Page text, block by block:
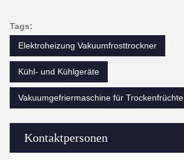
Kontaktpersonen
Tags:
Elektroheizung Vakuumfrosttrockner
Kühl- und Kühlgeräte
Vakuumgefriermaschine für Trockenfrüchte